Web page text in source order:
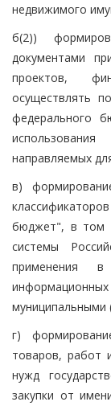
недвижимого
б(2))
документами
проектов,
осуществлять
федерального
направляемых
в)
бюджет", в том
системы
применения в
информационных
г)
товаров, работ
нужд
закупки от